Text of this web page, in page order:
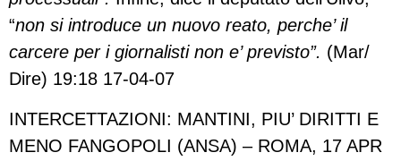
“non si introduce un nuovo reato, perche’ il
carcere per i giornalisti non e’ previsto”. (Mar/
Dire) 19:18 17-04-07
INTERCETTAZIONI: MANTINI, PIU’ DIRITTI E
MENO FANGOPOLI (ANSA) – ROMA, 17 APR